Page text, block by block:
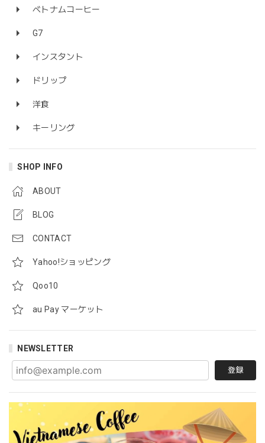
ベトナムコーヒー
G7
インスタント
ドリップ
洋食
キーリング
SHOP INFO
ABOUT
BLOG
CONTACT
Yahoo!ショッピング
Qoo10
au Pay マーケット
NEWSLETTER
登録